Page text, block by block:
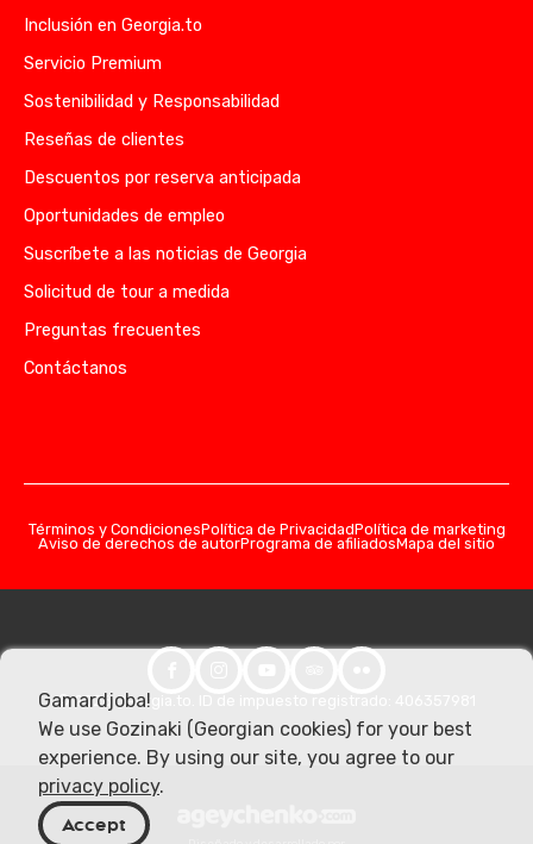
Inclusión en Georgia.to
Servicio Premium
Sostenibilidad y Responsabilidad
Reseñas de clientes
Descuentos por reserva anticipada
Oportunidades de empleo
Suscríbete a las noticias de Georgia
Solicitud de tour a medida
Preguntas frecuentes
Contáctanos
Términos y CondicionesPolítica de PrivacidadPolítica de marketing
Aviso de derechos de autorPrograma de afiliadosMapa del sitio
© 2026 Georgia.to. ID de impuesto registrado: 406357981
Gamardjoba!
We use Gozinaki (Georgian cookies) for your best
experience. By using our site, you agree to our
privacy policy.
Accept